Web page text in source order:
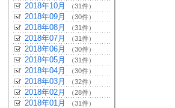
2018年10月 （31件）
2018年09月 （30件）
2018年08月 （31件）
2018年07月 （31件）
2018年06月 （30件）
2018年05月 （31件）
2018年04月 （30件）
2018年03月 （32件）
2018年02月 （28件）
2018年01月 （31件）